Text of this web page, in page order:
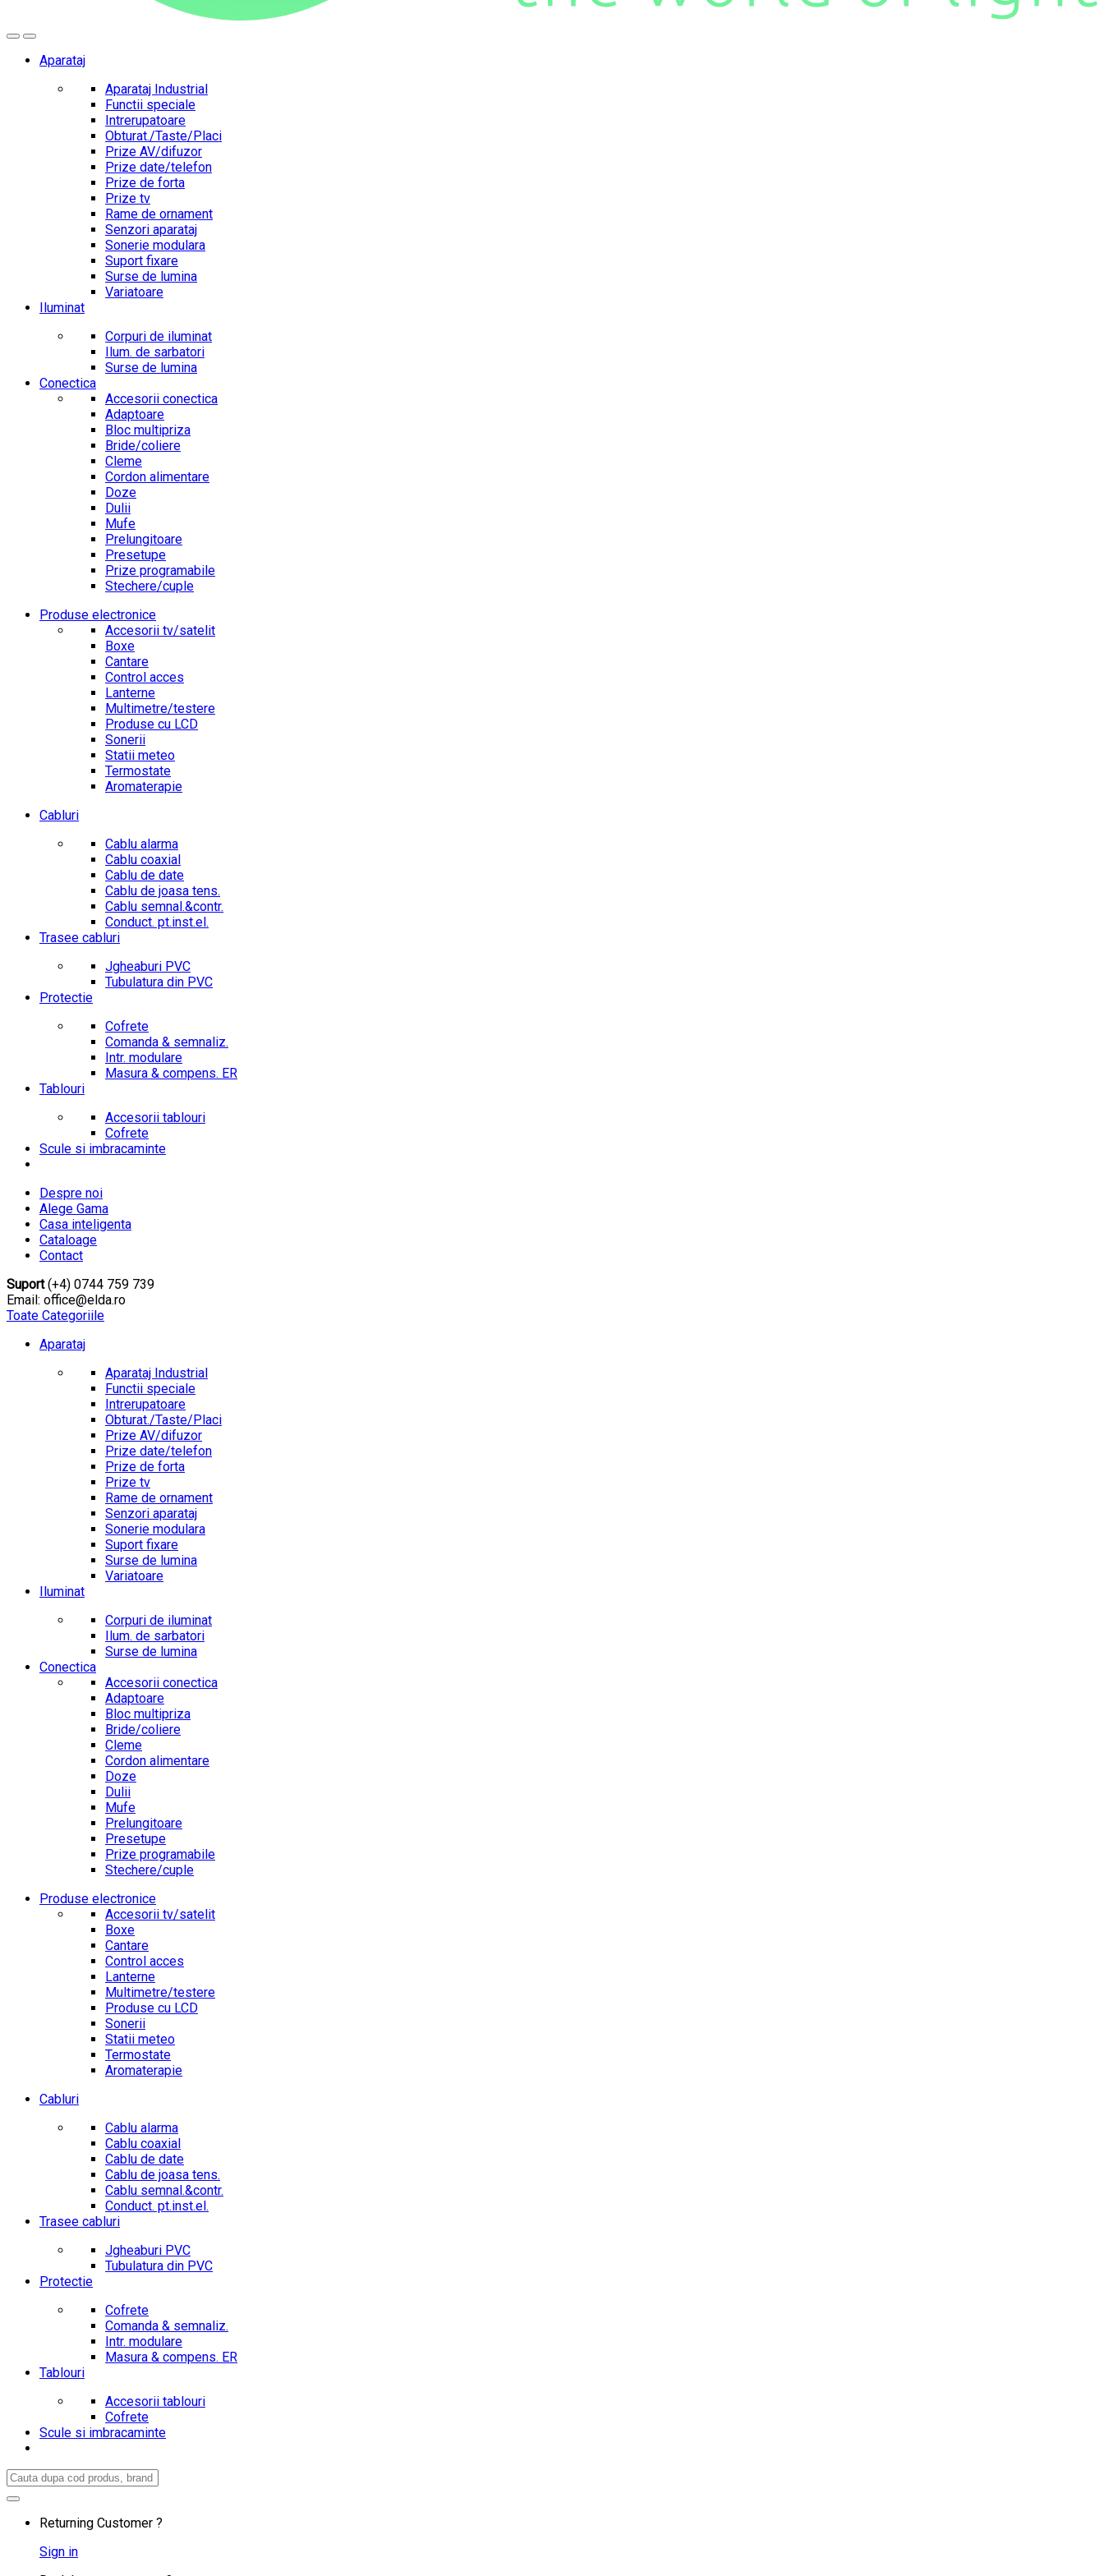
Aparataj
Aparataj Industrial
Functii speciale
Intrerupatoare
Obturat./Taste/Placi
Prize AV/difuzor
Prize date/telefon
Prize de forta
Prize tv
Rame de ornament
Senzori aparataj
Sonerie modulara
Suport fixare
Surse de lumina
Variatoare
Iluminat
Corpuri de iluminat
Ilum. de sarbatori
Surse de lumina
Conectica
Accesorii conectica
Adaptoare
Bloc multipriza
Bride/coliere
Cleme
Cordon alimentare
Doze
Dulii
Mufe
Prelungitoare
Presetupe
Prize programabile
Stechere/cuple
Produse electronice
Accesorii tv/satelit
Boxe
Cantare
Control acces
Lanterne
Multimetre/testere
Produse cu LCD
Sonerii
Statii meteo
Termostate
Aromaterapie
Cabluri
Cablu alarma
Cablu coaxial
Cablu de date
Cablu de joasa tens.
Cablu semnal.&contr.
Conduct. pt.inst.el.
Trasee cabluri
Jgheaburi PVC
Tubulatura din PVC
Protectie
Cofrete
Comanda & semnaliz.
Intr. modulare
Masura & compens. ER
Tablouri
Accesorii tablouri
Cofrete
Scule si imbracaminte
Despre noi
Alege Gama
Casa inteligenta
Cataloage
Contact
Suport(+4) 0744 759 739
Email: office@elda.ro
Toate Categoriile
Aparataj
Aparataj Industrial
Functii speciale
Intrerupatoare
Obturat./Taste/Placi
Prize AV/difuzor
Prize date/telefon
Prize de forta
Prize tv
Rame de ornament
Senzori aparataj
Sonerie modulara
Suport fixare
Surse de lumina
Variatoare
Iluminat
Corpuri de iluminat
Ilum. de sarbatori
Surse de lumina
Conectica
Accesorii conectica
Adaptoare
Bloc multipriza
Bride/coliere
Cleme
Cordon alimentare
Doze
Dulii
Mufe
Prelungitoare
Presetupe
Prize programabile
Stechere/cuple
Produse electronice
Accesorii tv/satelit
Boxe
Cantare
Control acces
Lanterne
Multimetre/testere
Produse cu LCD
Sonerii
Statii meteo
Termostate
Aromaterapie
Cabluri
Cablu alarma
Cablu coaxial
Cablu de date
Cablu de joasa tens.
Cablu semnal.&contr.
Conduct. pt.inst.el.
Trasee cabluri
Jgheaburi PVC
Tubulatura din PVC
Protectie
Cofrete
Comanda & semnaliz.
Intr. modulare
Masura & compens. ER
Tablouri
Accesorii tablouri
Cofrete
Scule si imbracaminte
Search
for:
Returning Customer ?
Sign in